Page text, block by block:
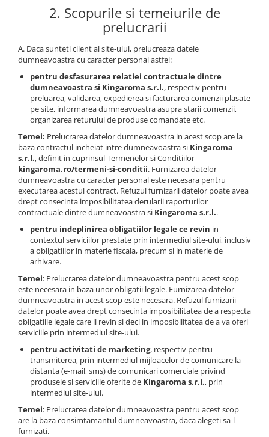
2. Scopurile si temeiurile de
prelucrarii
A. Daca sunteti client al site-ului, prelucreaza datele
dumneavoastra cu caracter personal astfel:
pentru desfasurarea relatiei contractuale dintre
dumneavoastra si Kingaroma s.r.l., respectiv pentru
preluarea, validarea, expedierea si facturarea comenzii plasate
pe site, informarea dumneavoastra asupra starii comenzii,
organizarea returului de produse comandate etc.
Temei: Prelucrarea datelor dumneavoastra in acest scop are la
baza contractul incheiat intre dumneavoastra si Kingaroma
s.r.l., definit in cuprinsul Termenelor si Conditiilor
kingaroma.ro/termeni-si-conditii. Furnizarea datelor
dumneavoastra cu caracter personal este necesara pentru
executarea acestui contract. Refuzul furnizarii datelor poate avea
drept consecinta imposibilitatea derularii raporturilor
contractuale dintre dumneavoastra si Kingaroma s.r.l..
pentru indeplinirea obligatiilor legale ce revin in
contextul serviciilor prestate prin intermediul site-ului, inclusiv
a obligatiilor in materie fiscala, precum si in materie de
arhivare.
Temei: Prelucrarea datelor dumneavoastra pentru acest scop
este necesara in baza unor obligatii legale. Furnizarea datelor
dumneavoastra in acest scop este necesara. Refuzul furnizarii
datelor poate avea drept consecinta imposibilitatea de a respecta
obligatiile legale care ii revin si deci in imposibilitatea de a va oferi
serviciile prin intermediul site-ului.
pentru activitati de marketing, respectiv pentru
transmiterea, prin intermediul mijloacelor de comunicare la
distanta (e-mail, sms) de comunicari comerciale privind
produsele si serviciile oferite de Kingaroma s.r.l., prin
intermediul site-ului.
Temei: Prelucrarea datelor dumneavoastra pentru acest scop
are la baza consimtamantul dumneavoastra, daca alegeti sa-l
furnizati.